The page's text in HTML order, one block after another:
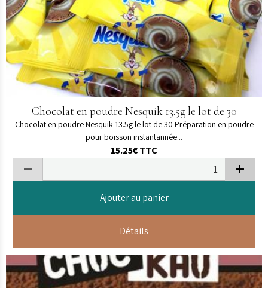
Chocolat en poudre Nesquik 13.5g le lot de 30
Chocolat en poudre Nesquik 13.5g le lot de 30 Préparation en poudre
pour boisson instantannée...
15.25€TTC
Ajouter au panier
Détails